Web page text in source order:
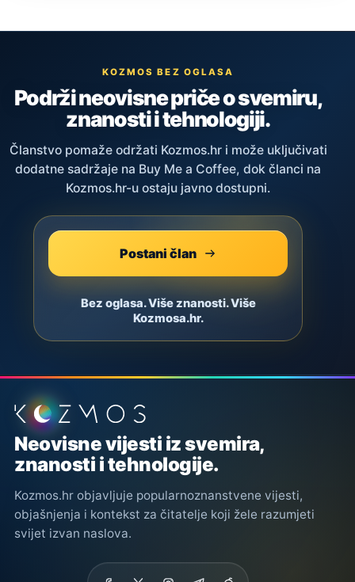
KOZMOS BEZ OGLASA
Podrži neovisne priče o svemiru,
znanosti i tehnologiji.
Članstvo pomaže održati Kozmos.hr i može uključivati
dodatne sadržaje na Buy Me a Coffee, dok članci na
Kozmos.hr-u ostaju javno dostupni.
Postani član
Bez oglasa. Više znanosti. Više
Kozmosa.hr.
Podnožje stranice
Neovisne vijesti iz svemira,
znanosti i tehnologije.
Kozmos.hr objavljuje popularnoznanstvene vijesti,
objašnjenja i kontekst za čitatelje koji žele razumjeti
svijet izvan naslova.